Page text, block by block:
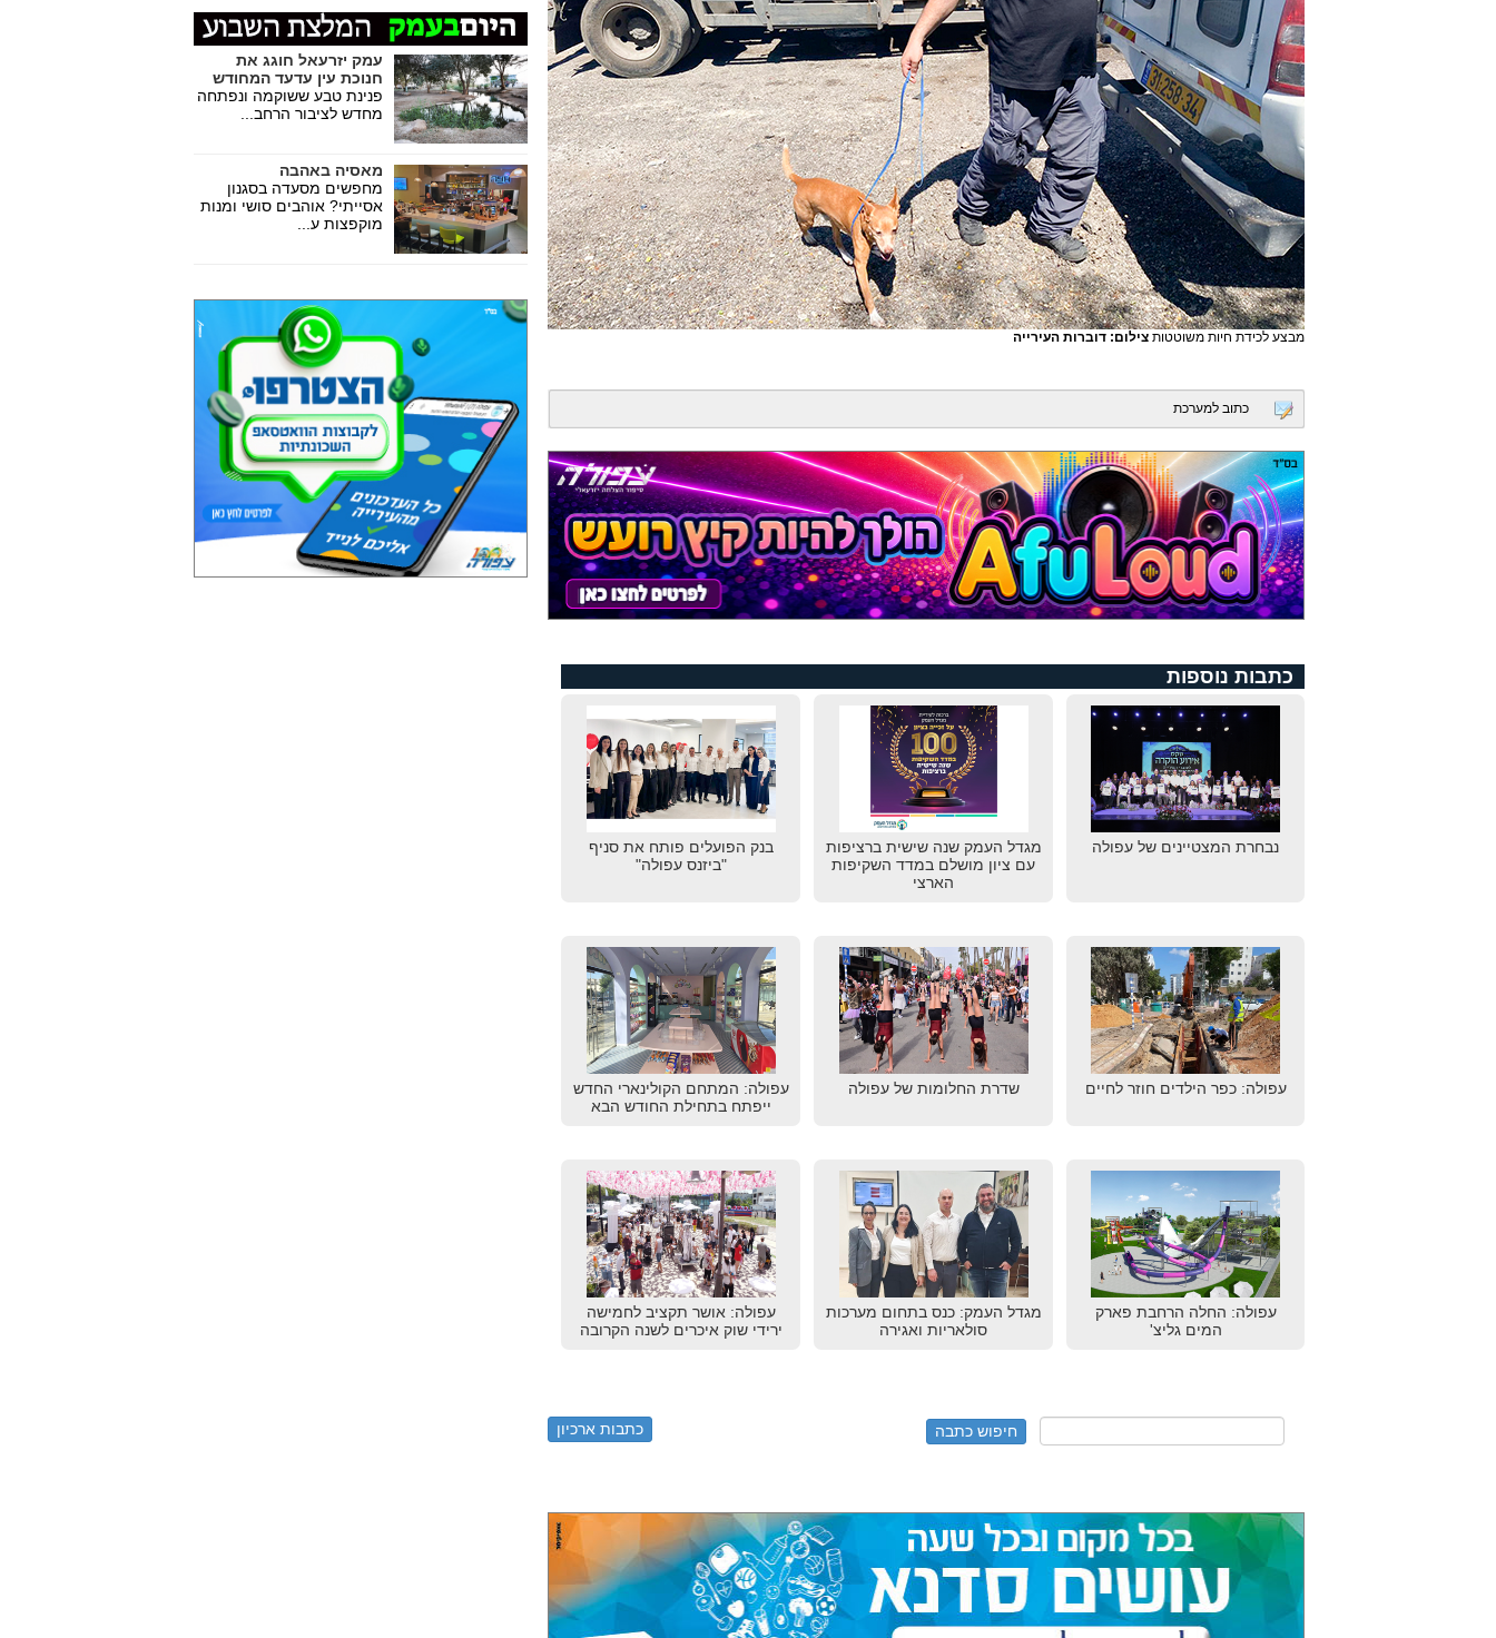
מבצע לכידת חיות משוטטות צילום: דוברות העירייה
כתוב למערכת
כתבות נוספות
נבחרת המצטיינים של עפולה
מגדל העמק שנה שישית ברציפות
עם ציון מושלם במדד השקיפות
הארצי
בנק הפועלים פותח את סניף
"ביזנס עפולה"
עפולה: כפר הילדים חוזר לחיים שדרת החלומות של עפולה
עפולה: המתחם הקולינארי החדש
ייפתח בתחילת החודש הבא
עפולה: החלה הרחבת פארק
המים גליצ'
מגדל העמק: כנס בתחום מערכות
סולאריות ואגירה
עפולה: אושר תקציב לחמישה
ירידי שוק איכרים לשנה הקרובה
כתבות ארכיון
עמק יזרעאל חוגג את
חנוכת עין עדעד המחודש
פנינת טבע ששוקמה ונפתחה
מחדש לציבור הרחב...
מאסיה באהבה
מחפשים מסעדה בסגנון
אסייתי? אוהבים סושי ומנות
מוקפצות ע...